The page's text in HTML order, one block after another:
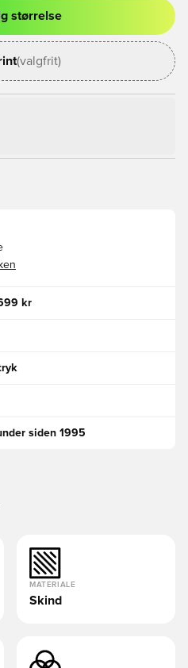
eller tilmelde dig som medlem
størrelse
(valgfrit)
kr
siden 1995
MATERIALE
Skind